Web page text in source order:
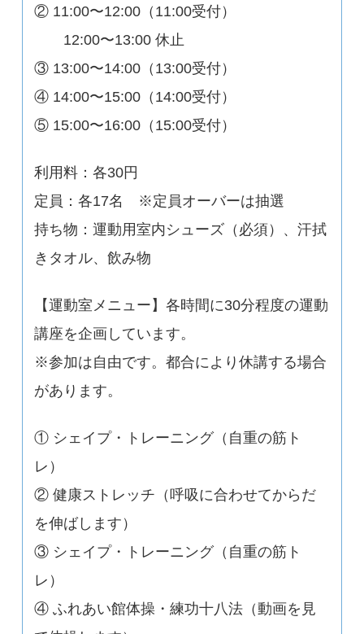
② 11:00〜12:00（11:00受付）
12:00〜13:00 休止
③ 13:00〜14:00（13:00受付）
④ 14:00〜15:00（14:00受付）
⑤ 15:00〜16:00（15:00受付）
利用料：各30円
定員：各17名 ※定員オーバーは抽選
持ち物：運動用室内シューズ（必須）、汗拭
きタオル、飲み物
【運動室メニュー】各時間に30分程度の運動
講座を企画しています。
※参加は自由です。都合により休講する場合
があります。
① シェイプ・トレーニング（自重の筋ト
レ）
② 健康ストレッチ（呼吸に合わせてからだ
を伸ばします）
③ シェイプ・トレーニング（自重の筋ト
レ）
④ ふれあい館体操・練功十八法（動画を見